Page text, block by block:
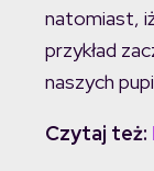
natomiast,
przykład
naszych
Czytaj też: